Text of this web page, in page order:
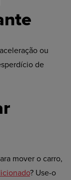
ou
de
mover o carro,
? Use-o